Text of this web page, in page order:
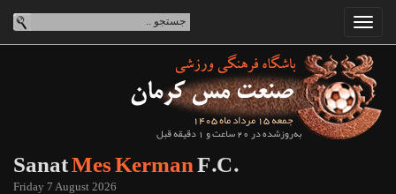
جمعه 15 مرداد ماه 1405
به‌روزشده در 20 ساعت و 1 دقیقه قبل
SanatMes KermanF.C.
Friday 7 August 2026